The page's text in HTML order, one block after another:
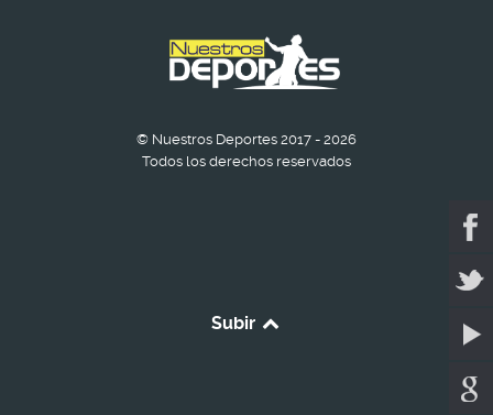
© Nuestros Deportes 2017 - 2026
Todos los derechos reservados
Subir